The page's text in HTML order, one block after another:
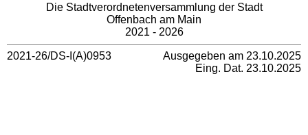
Die Stadtverordnetenversammlung der Stadt
Offenbach am Main
2021 - 2026
2021-26/DS-I(A)0953
Ausgegeben am 23.10.2025
Eing. Dat. 23.10.2025